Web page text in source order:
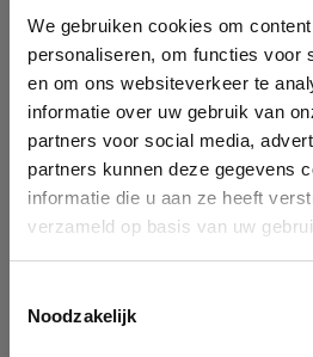
We gebruiken cookies om
personaliseren, om functies voor
en om ons websiteverkeer te
informatie over uw gebruik van
partners voor social media,
partners kunnen deze gegevens
informatie die u aan ze heeft
verzameld op basis van uw
Noodzakelijk
Company
Identification
Please fill in your
You can search a company in our
enterprise ID. When a company is
form. If you don't find your company in
service.
See details
Ok